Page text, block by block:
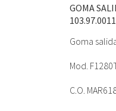
GOMA
103.97.0011
Goma
Mod.
C.O.